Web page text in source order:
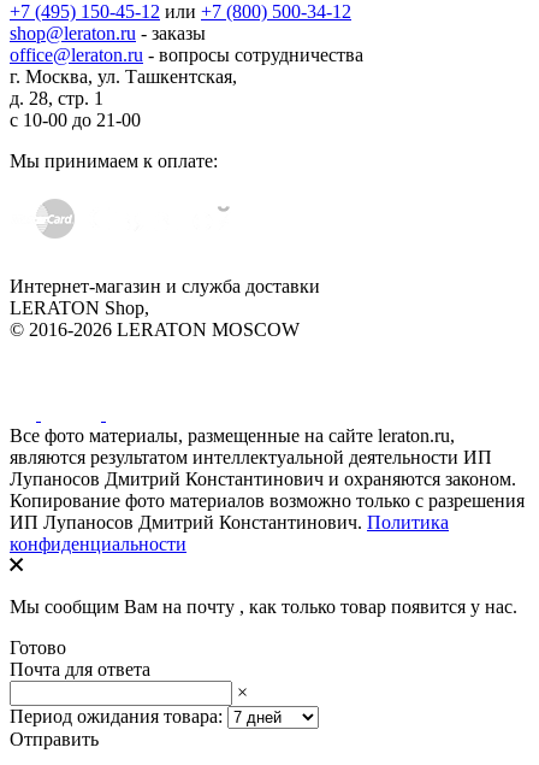
+7 (495) 150-45-12 или +7 (800) 500-34-12
shop@leraton.ru - заказы
office@leraton.ru - вопросы сотрудничества
г. Москва, ул. Ташкентская,
д. 28, стр. 1
с 10-00 до 21-00
Мы принимаем к оплате:
Интернет-магазин и служба доставки
LERATON Shop,
© 2016-2026 LERATON MOSCOW
Все фото материалы, размещенные на сайте leraton.ru,
являются результатом интеллектуальной деятельности ИП
Лупаносов Дмитрий Константинович и охраняются законом.
Копирование фото материалов возможно только с разрешения
ИП Лупаносов Дмитрий Константинович. Политика
конфиденциальности
Мы сообщим Вам на почту , как только товар появится у нас.
Готово
Почта для ответа
×
Период ожидания товара:
Отправить